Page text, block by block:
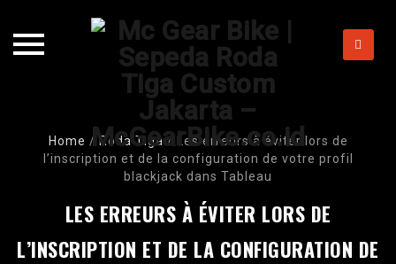
contentHome /Roda Tiga/
Les erreurs à éviter lors de
l’inscription et de la configuration de votre profil
blackjack dans Tableau
LES ERREURS À ÉVITER LORS DE
L’INSCRIPTION ET DE LA CONFIGURATION DE